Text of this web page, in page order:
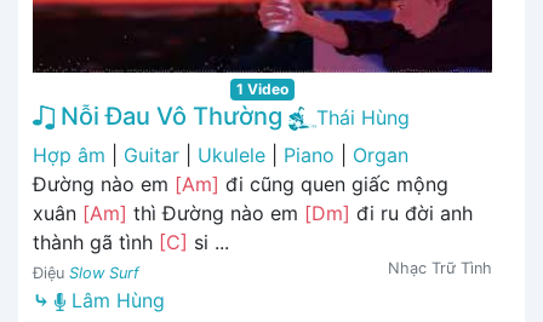
1 Video
Nỗi Đau Vô Thường
Thái Hùng
Hợp âm
Guitar Ukulele Piano
Organ
Đường nào em [Am] đi cũng quen giấc mộng
xuân [Am] thì Đường nào em [Dm] đi ru đời anh
thành gã tình [C] si ...
Điệu Slow Surf Nhạc Trữ Tình
⤷ Lâm Hùng